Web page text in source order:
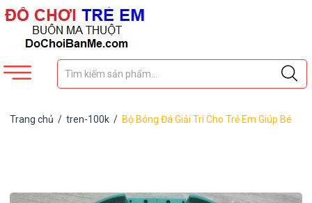
Trang chủ / tren-100k / Bộ Bóng Đá Giải Trí Cho Trẻ Em Giúp Bé